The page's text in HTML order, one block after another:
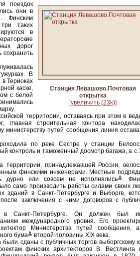
Станция Левашово.Почтовая
открытка
[увеличить (23k)]
поездок
они в
Финским
таких
в
дорог
сохранить
В
Териоках
каске,
с белой
территории, оставаясь при этом в
главная строительная контора
министерству путей сообщения линия
по реке Сестре у станции
контроль и таможенный досмотр багажа, а с
территории, принадлежавшей России,
финскими инженерами. Местные
дурно или совсем не исполнялись╩.
само производить работы силами своих
зданий в Санкт-Петербурге и Выборге,
заключения с ними договоров с
Санкт-Петербурге. Он должен был
международного уровня. Его
Министерства путей сообщения,
бума╩ второй половины XIX века.
сданы с публичных торгов выборгскому
финских архитекторов В.